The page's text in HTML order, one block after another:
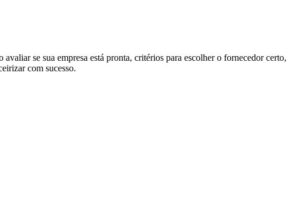
se sua empresa está pronta, critérios para escolher o fornecedor
com sucesso.